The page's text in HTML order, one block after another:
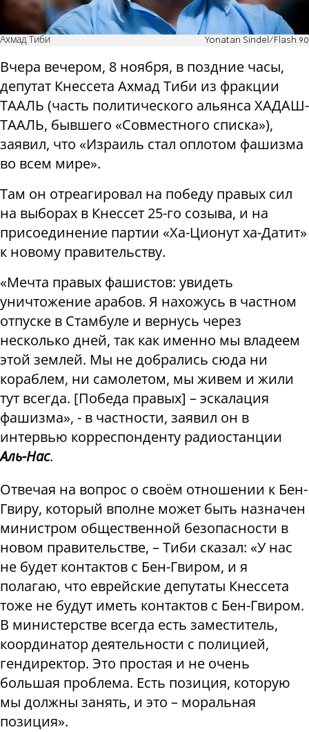
Ахмад Тиби Yonatan Sindel/Flash 90
Вчера вечером, 8 ноября, в поздние часы,
депутат Кнессета Ахмад Тиби из фракции
ТААЛЬ (часть политического альянса ХАДАШ-
ТААЛЬ, бывшего «Совместного списка»),
заявил, что «Израиль стал оплотом фашизма
во всем мире».
Там он отреагировал на победу правых сил
на выборах в Кнессет 25-го созыва, и на
присоединение партии «Ха-Ционут ха-Датит»
к новому правительству.
«Мечта правых фашистов: увидеть
уничтожение арабов. Я нахожусь в частном
отпуске в Стамбуле и вернусь через
несколько дней, так как именно мы владеем
этой землей. Мы не добрались сюда ни
кораблем, ни самолетом, мы живем и жили
тут всегда. [Победа правых] – эскалация
фашизма», - в частности, заявил он в
интервью корреспонденту радиостанции
Аль-Нас.
Отвечая на вопрос о своём отношении к Бен-
Гвиру, который вполне может быть назначен
министром общественной безопасности в
новом правительстве, – Тиби сказал: «У нас
не будет контактов с Бен-Гвиром, и я
полагаю, что еврейские депутаты Кнессета
тоже не будут иметь контактов с Бен-Гвиром.
В министерстве всегда есть заместитель,
координатор деятельности с полицией,
гендиректор. Это простая и не очень
большая проблема. Есть позиция, которую
мы должны занять, и это – моральная
позиция».